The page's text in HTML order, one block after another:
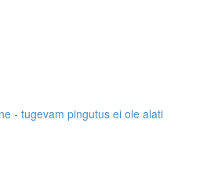
- tugevam pingutus ei ole alati